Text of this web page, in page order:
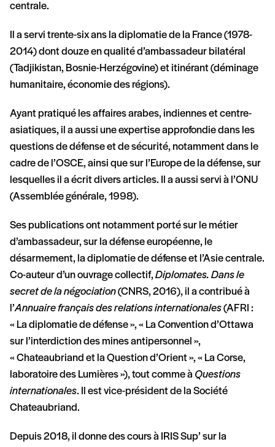
centrale.
Il a servi trente-six ans la diplomatie de la France (1978-
2014) dont douze en qualité d’ambassadeur bilatéral
(Tadjikistan, Bosnie-Herzégovine) et itinérant (déminage
humanitaire, économie des régions).
Ayant pratiqué les affaires arabes, indiennes et centre-
asiatiques, il a aussi une expertise approfondie dans les
questions de défense et de sécurité, notamment dans le
cadre de l’OSCE, ainsi que sur l’Europe de la défense, sur
lesquelles il a écrit divers articles. Il a aussi servi à l’ONU
(Assemblée générale, 1998).
Ses publications ont notamment porté sur le métier
d’ambassadeur, sur la défense européenne, le
désarmement, la diplomatie de défense et l’Asie centrale.
Co-auteur d’un ouvrage collectif, Diplomates. Dans le
secret de la négociation(CNRS, 2016), il a contribué à
l’Annuaire français des relations internationales(AFRI :
« La diplomatie de défense », « La Convention d’Ottawa
sur l’interdiction des mines antipersonnel »,
« Chateaubriand et la Question d’Orient », « La Corse,
laboratoire des Lumières »), tout comme à Questions
internationales. Il est vice-président de la Société
Chateaubriand.
Depuis 2018, il donne des cours à IRIS Sup’ sur la